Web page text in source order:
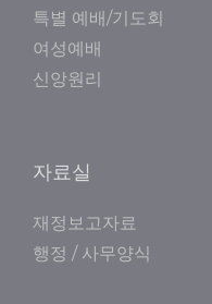
특별 예배/기도회
여성예배
신앙원리
자료실
재정보고자료
행정 / 사무양식